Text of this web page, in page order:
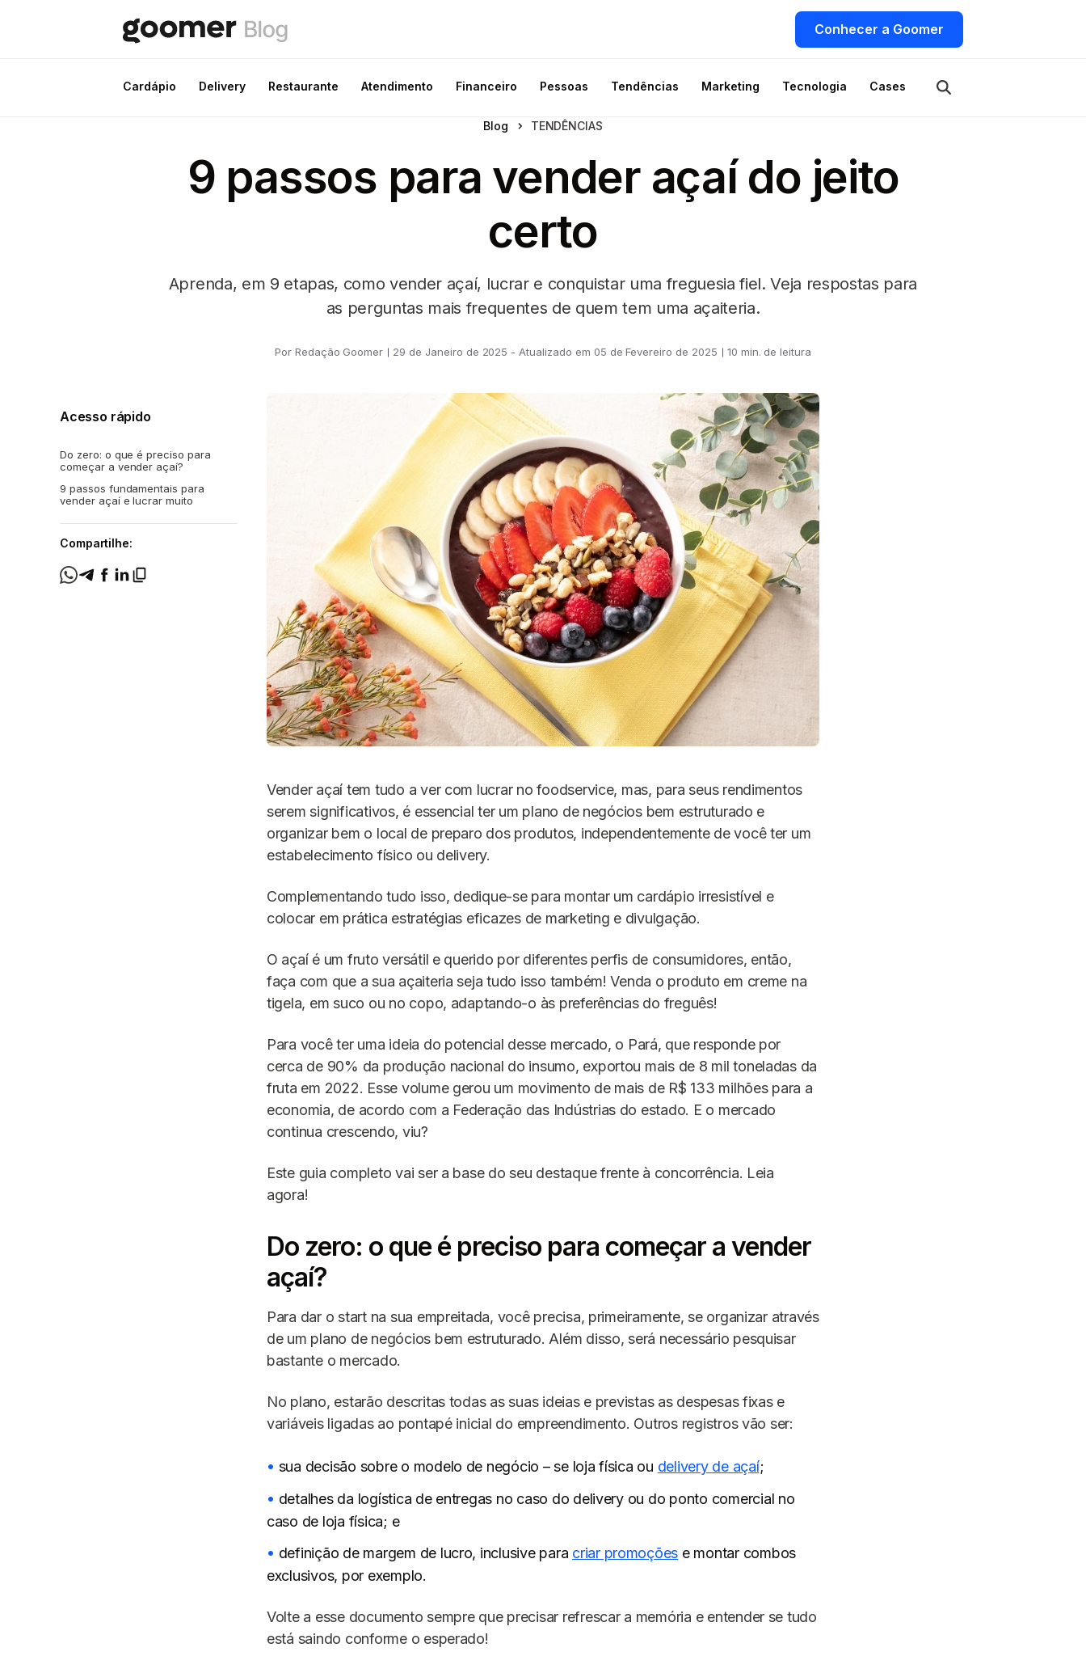
Conhecer a Goomer
Cardápio Delivery Restaurante Atendimento Financeiro Pessoas Tendências Marketing Tecnologia Cases
Blog TENDÊNCIAS
9 passos para vender açaí do jeito
certo
Aprenda, em 9 etapas, como vender açaí, lucrar e conquistar uma freguesia fiel. Veja respostas para
as perguntas mais frequentes de quem tem uma açaiteria.
Por Redação Goomer 29 de Janeiro de 2025 - Atualizado em 05 de Fevereiro de 2025 10 min. de leitura
Acesso rápido
Do zero: o que é preciso para
começar a vender açaí?
9 passos fundamentais para
vender açaí e lucrar muito
Compartilhe:
Vender açaí tem tudo a ver com lucrar no foodservice, mas, para seus rendimentos
serem significativos, é essencial ter um plano de negócios bem estruturado e
organizar bem o local de preparo dos produtos, independentemente de você ter um
estabelecimento físico ou delivery.
Complementando tudo isso, dedique-se para montar um cardápio irresistível e
colocar em prática estratégias eficazes de marketing e divulgação.
O açaí é um fruto versátil e querido por diferentes perfis de consumidores, então,
faça com que a sua açaiteria seja tudo isso também! Venda o produto em creme na
tigela, em suco ou no copo, adaptando-o às preferências do freguês!
Para você ter uma ideia do potencial desse mercado, o Pará, que responde por
cerca de 90% da produção nacional do insumo, exportou mais de 8 mil toneladas da
fruta em 2022. Esse volume gerou um movimento de mais de R$ 133 milhões para a
economia, de acordo com a Federação das Indústrias do estado. E o mercado
continua crescendo, viu?
Este guia completo vai ser a base do seu destaque frente à concorrência. Leia
agora!
Do zero: o que é preciso para começar a vender
açaí?
Para dar o start na sua empreitada, você precisa, primeiramente, se organizar através
de um plano de negócios bem estruturado. Além disso, será necessário pesquisar
bastante o mercado.
No plano, estarão descritas todas as suas ideias e previstas as despesas fixas e
variáveis ligadas ao pontapé inicial do empreendimento. Outros registros vão ser:
sua decisão sobre o modelo de negócio – se loja física ou delivery de açaí;
detalhes da logística de entregas no caso do delivery ou do ponto comercial no
caso de loja física; e
definição de margem de lucro, inclusive para criar promoções e montar combos
exclusivos, por exemplo.
Volte a esse documento sempre que precisar refrescar a memória e entender se tudo
está saindo conforme o esperado!